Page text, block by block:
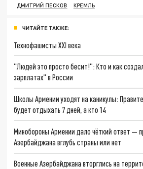
ДМИТРИЙ ПЕСКОВ
КРЕМЛЬ
ЧИТАЙТЕ ТАКЖЕ:
Технофашисты XXI века
"Людей это просто бесит!": Кто и как
зарплатах" в России
Школы Армении уходят на каникулы:
будет отдыхать 7 дней, а кто 14
Минобороны Армении дало чёткий ответ —
Азербайджана вглубь страны или нет
Военные Азербайджана вторглись на